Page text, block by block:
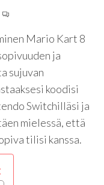
Mario Kart 8
ja
sujuvan
koodisi
Switchilläsi ja
mielessä, että
tilisi kanssa.